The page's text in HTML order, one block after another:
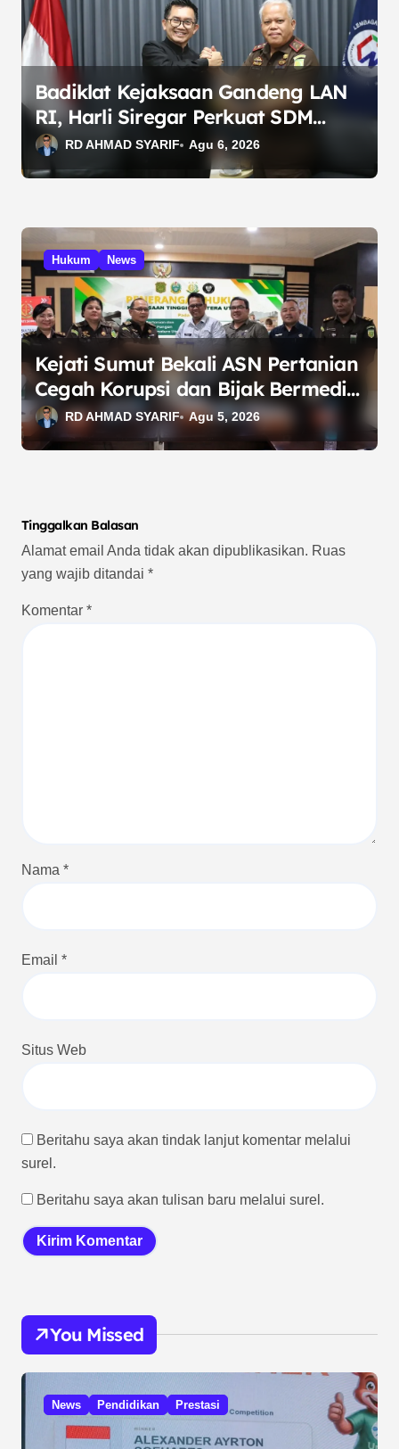
Badiklat Kejaksaan Gandeng LAN
RI, Harli Siregar Perkuat SDM
Penegak Hukum
RD AHMAD SYARIF Agu 6, 2026
Hukum News
Kejati Sumut Bekali ASN Pertanian
Cegah Korupsi dan Bijak Bermedia
SosialRD AHMAD SYARIF Agu 5, 2026
Tinggalkan Balasan
Alamat email Anda tidak akan dipublikasikan. Ruas
yang wajib ditandai *
Komentar *
Nama *
Email *
Situs Web
Beritahu saya akan tindak lanjut komentar melalui
surel.
Beritahu saya akan tulisan baru melalui surel.
You Missed
News Pendidikan Prestasi